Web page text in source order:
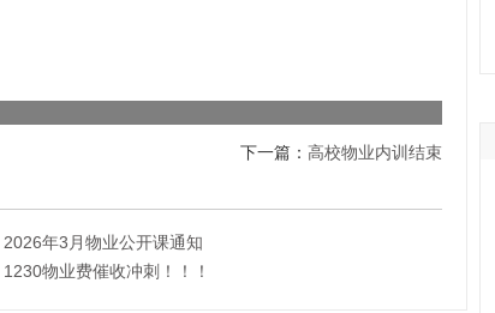
下一篇： 高校物业内训结束
2026年3月物业公开课通知
1230物业费催收冲刺！！！